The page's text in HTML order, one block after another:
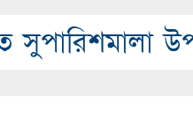
সুপারিশমালা